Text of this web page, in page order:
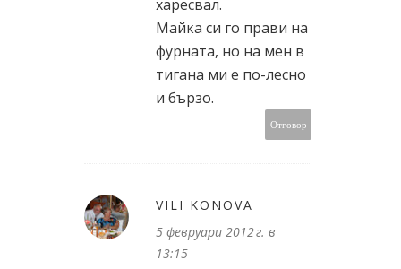
харесвал.
Майка си го прави на
фурната, но на мен в
тигана ми е по-лесно
и бързо.
Отговор
VILI KONOVA
5 февруари 2012 г. в
13:15